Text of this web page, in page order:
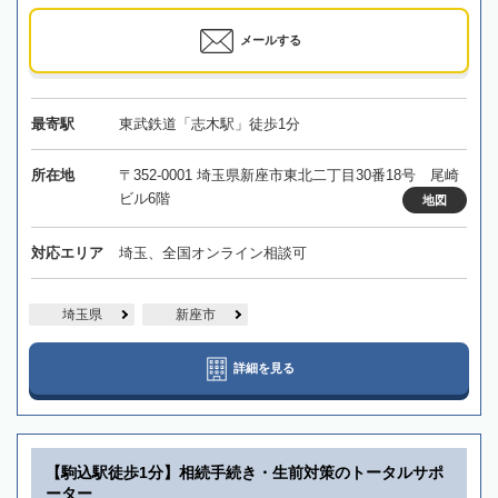
メールする
最寄駅 東武鉄道「志木駅」徒歩1分
所在地
〒352-0001 埼玉県新座市東北二丁目30番18号 尾崎
ビル6階
地図
対応エリア 埼玉、全国オンライン相談可
埼玉県 新座市
詳細を見る
【駒込駅徒歩1分】相続手続き・生前対策のトータルサポ
ーター